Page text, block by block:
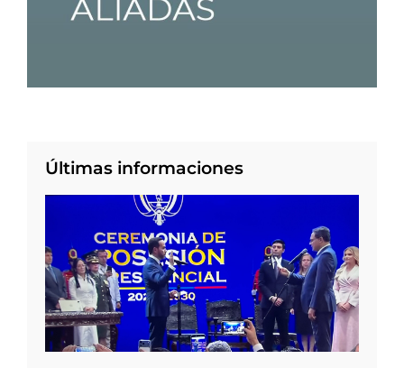
Últimas informaciones